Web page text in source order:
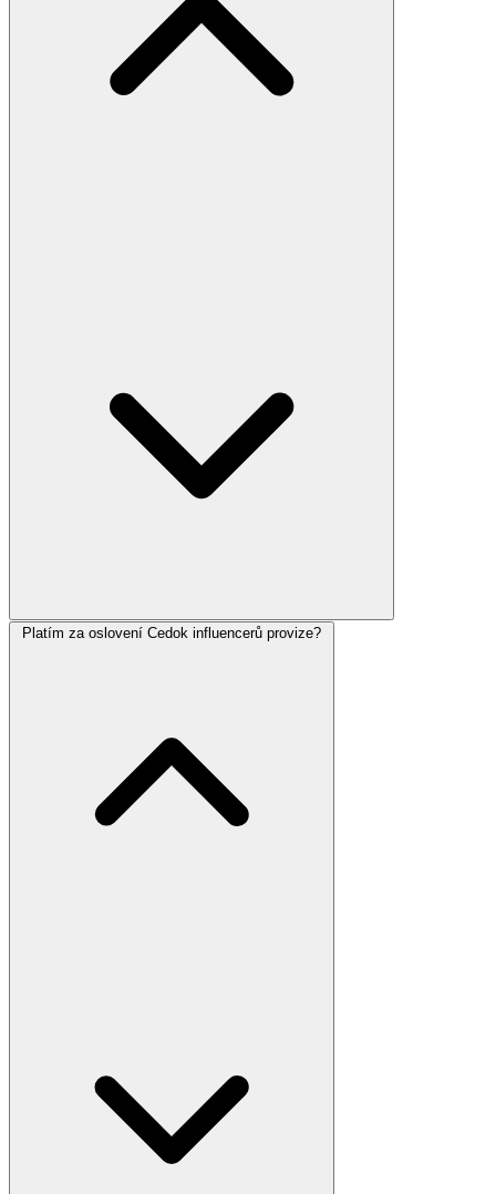
Platím za oslovení Cedok influencerů provize?